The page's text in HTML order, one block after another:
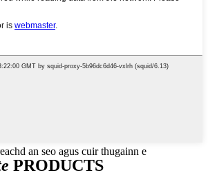
an seo agus cuir thugainn e
PRODUCTS